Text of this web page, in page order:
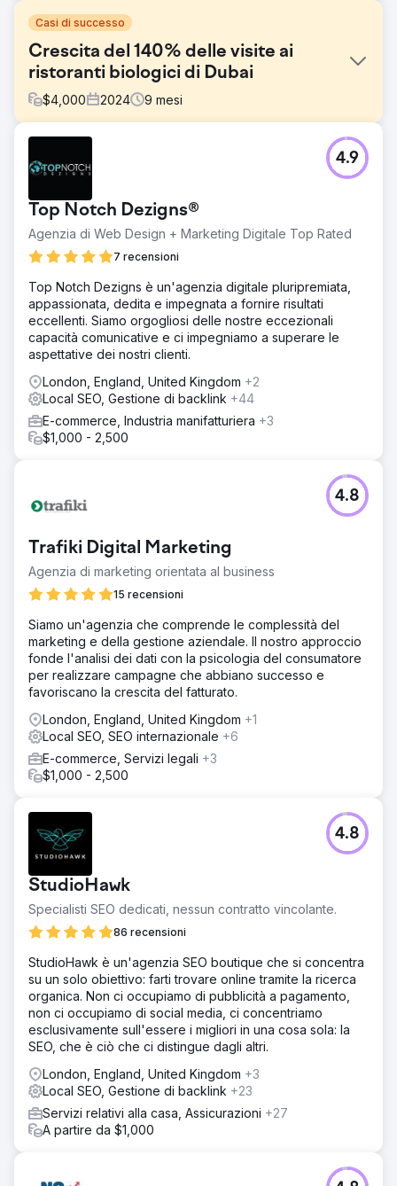
Casi di successo
Crescita del 140% delle visite ai
ristoranti biologici di Dubai
$4,000 2024 9 mesi
Il nostro cliente, un ristorante di lusso nel centro di Dubai,
aveva già una location di grande impatto e una clientela
affezionata. Tuttavia, nonostante la popolarità offline, non
compariva dove contava di più: Google. Abbiamo
immediatamente condotto un audit e riscontrato i seguenti
problemi: scarsa visibilità per termini di ricerca locali come
"rooftop bar Dubai" e "spazio eventi privati Dubai".
Contenuti del sito web scarsi o poco ottimizzati. Bassa
autorità di dominio e backlink limitati.
Soluzione
Prima di dedicarci all'ottimizzazione, abbiamo effettuato
un audit SEO completo per identificare i blocchi delle
prestazioni e le opportunità per ottenere risultati rapidi.
Abbiamo risolto i problemi di indicizzazione, ottimizzato la
velocità delle pagine e migliorato i link interni per aiutare
Google a scansionare il sito in modo più efficace.
Successivamente, abbiamo implementato una strategia
nuovi articoli del blog su parole chiave locali e mirate,
come "miglior ristorante panoramico a Dubai" e "sedi per
eventi aziendali vicino a me".
Risultato
Nel giro di pochi mesi, il ristorante ha registrato una
crescita misurabile: +3,1K visite organiche al mese in soli
sei mesi. Oltre 1.100 posizionamenti per parole chiave, di
cui 35 tra le prime 3 su Google.
Vai alla pagina agenzia
Top Notch Dezigns®
Agenzia di Web Design + Marketing Digitale Top Rated
7 recensioni
4.9
Top Notch Dezigns è un'agenzia digitale pluripremiata,
appassionata, dedita e impegnata a fornire risultati
eccellenti. Siamo orgogliosi delle nostre eccezionali
capacità comunicative e ci impegniamo a superare le
aspettative dei nostri clienti.
London, England, United Kingdom +2
Local SEO, Gestione di backlink +44
E-commerce, Industria manifatturiera +3
$1,000 - 2,500
Trafiki Digital Marketing
Agenzia di marketing orientata al business
15 recensioni
4.8
Siamo un'agenzia che comprende le complessità del
marketing e della gestione aziendale. Il nostro approccio
fonde l'analisi dei dati con la psicologia del consumatore
per realizzare campagne che abbiano successo e
favoriscano la crescita del fatturato.
London, England, United Kingdom +1
Local SEO, SEO internazionale +6
E-commerce, Servizi legali +3
$1,000 - 2,500
StudioHawk
Specialisti SEO dedicati, nessun contratto vincolante.
86 recensioni
4.8
StudioHawk è un'agenzia SEO boutique che si concentra
su un solo obiettivo: farti trovare online tramite la ricerca
organica. Non ci occupiamo di pubblicità a pagamento,
non ci occupiamo di social media, ci concentriamo
esclusivamente sull'essere i migliori in una cosa sola: la
SEO, che è ciò che ci distingue dagli altri.
London, England, United Kingdom +3
Local SEO, Gestione di backlink +23
Servizi relativi alla casa, Assicurazioni +27
A partire da $1,000